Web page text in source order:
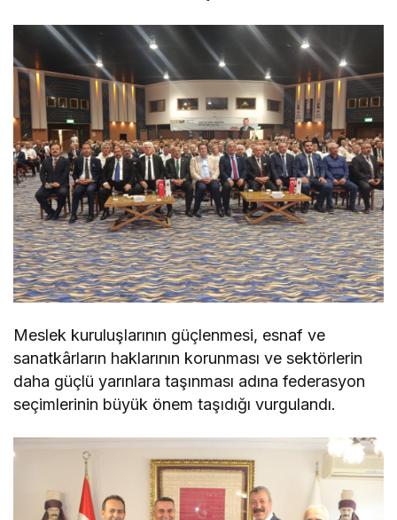
Meslek kuruluşlarının güçlenmesi, esnaf ve
sanatkârların haklarının korunması ve sektörlerin
daha güçlü yarınlara taşınması adına federasyon
seçimlerinin büyük önem taşıdığı vurgulandı.